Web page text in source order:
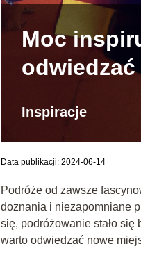
Moc
Inspiracje
Data publikacji: 2024-06-14
Podróże od zawsze
doznania i niezapomniane
się, podróżowanie stało
warto odwiedzać nowe